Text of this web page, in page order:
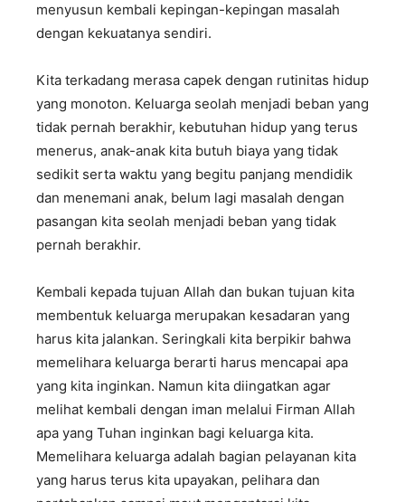
menyusun kembali kepingan-kepingan masalah
dengan kekuatanya sendiri.
Kita terkadang merasa capek dengan rutinitas hidup
yang monoton. Keluarga seolah menjadi beban yang
tidak pernah berakhir, kebutuhan hidup yang terus
menerus, anak-anak kita butuh biaya yang tidak
sedikit serta waktu yang begitu panjang mendidik
dan menemani anak, belum lagi masalah dengan
pasangan kita seolah menjadi beban yang tidak
pernah berakhir.
Kembali kepada tujuan Allah dan bukan tujuan kita
membentuk keluarga merupakan kesadaran yang
harus kita jalankan. Seringkali kita berpikir bahwa
memelihara keluarga berarti harus mencapai apa
yang kita inginkan. Namun kita diingatkan agar
melihat kembali dengan iman melalui Firman Allah
apa yang Tuhan inginkan bagi keluarga kita.
Memelihara keluarga adalah bagian pelayanan kita
yang harus terus kita upayakan, pelihara dan